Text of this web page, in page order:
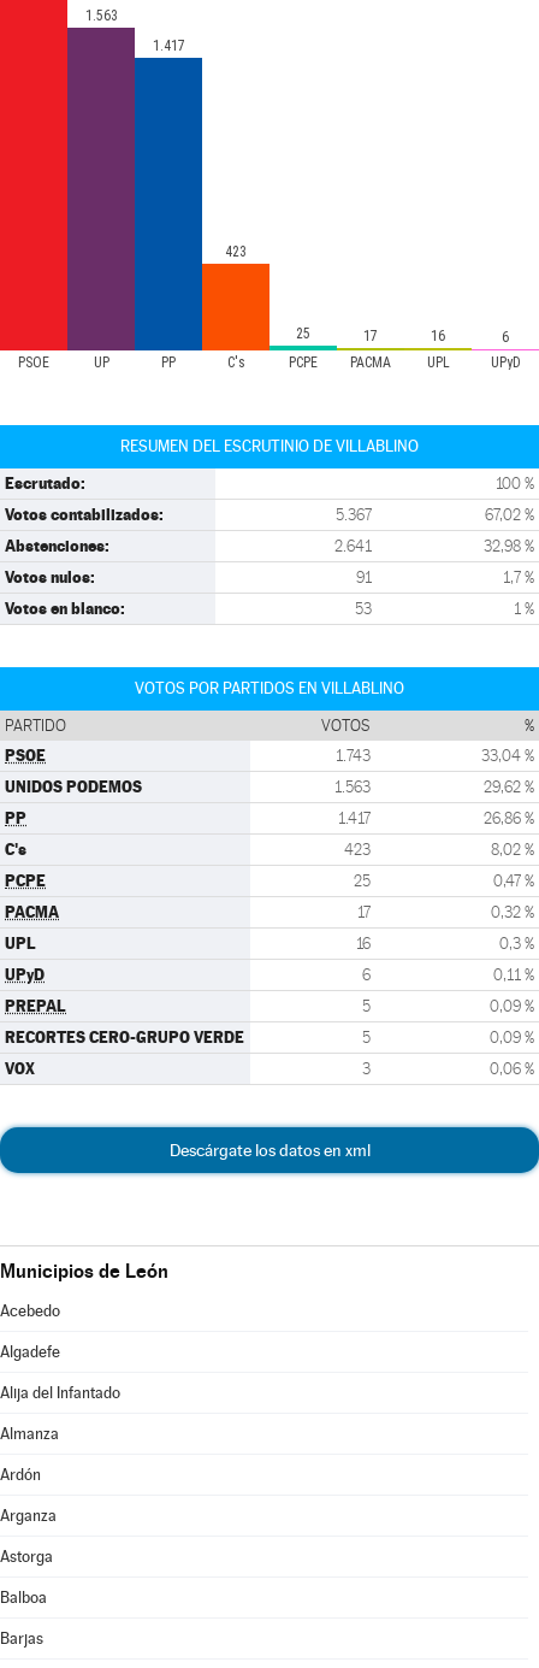
PSOE UP PP C's PCPE PACMA UPL UPyD
1.563
1.417
423
25 17 16 6
RESUMEN DEL ESCRUTINIO DE VILLABLINO
Escrutado: 100 %
Votos contabilizados: 5.367 67,02 %
Abstenciones: 2.641 32,98 %
Votos nulos: 91 1,7 %
Votos en blanco: 53 1 %
VOTOS POR PARTIDOS EN VILLABLINO
PARTIDO VOTOS %
PSOE 1.743 33,04 %
UNIDOS PODEMOS 1.563 29,62 %
PP 1.417 26,86 %
C's 423 8,02 %
PCPE 25 0,47 %
PACMA 17 0,32 %
UPL 16 0,3 %
UPyD 6 0,11 %
PREPAL 5 0,09 %
RECORTES CERO-GRUPO VERDE 5 0,09 %
VOX 3 0,06 %
Descárgate los datos en xml
Municipios de León
Acebedo
Algadefe
Alija del Infantado
Almanza
Ardón
Arganza
Astorga
Balboa
Barjas